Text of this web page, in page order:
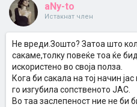
aNy-to
Истакнат член
Не вреди.Зошто? Затоа што
сакаме,толку повеќе тоа ќе
искористено во своја полза.
Кога би сакала на тој начин
го изгубила сопственото ЈАС.
Во таа заслепеност ние не би